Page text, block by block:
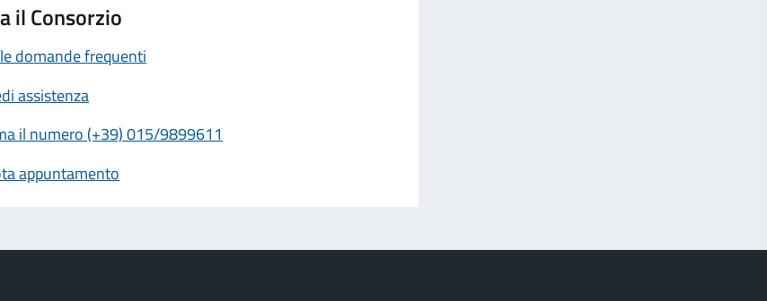
il Consorzio
domande frequenti
assistenza
il numero (+39) 015/9899611
appuntamento